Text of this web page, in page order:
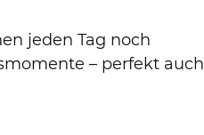
jeden Tag noch
– perfekt auch